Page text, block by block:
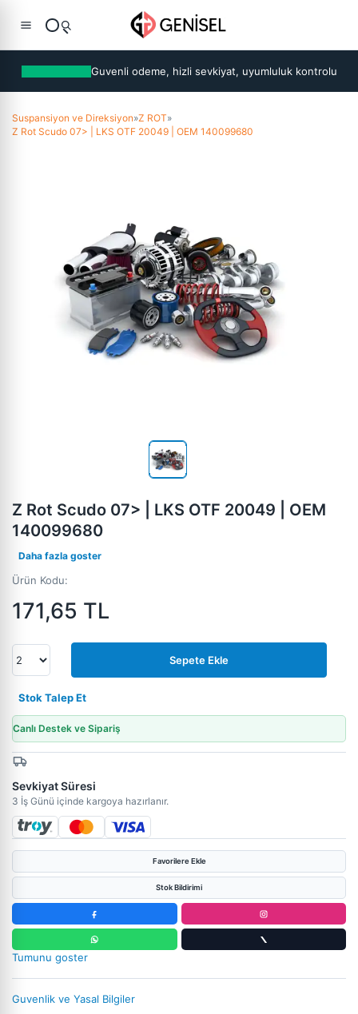
Guvenli odeme, hizli sevkiyat, uyumluluk kontrolu
Suspansiyon ve Direksiyon»Z ROT»
Z Rot Scudo 07> | LKS OTF 20049 | OEM 140099680
Z Rot Scudo 07> | LKS OTF 20049 | OEM
140099680
Daha fazla goster
Ürün Kodu:
171,65 TL
Sepete Ekle
Stok Talep Et
Canlı Destek ve Sipariş
Sevkiyat Süresi
3 İş Günü içinde kargoya hazırlanır.
Favorilere Ekle
Stok Bildirimi
Tumunu goster
Guvenlik ve Yasal Bilgiler